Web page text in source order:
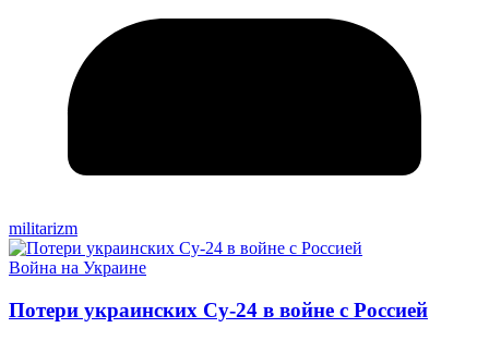
militarizm
Война на Украине
Потери украинских Су-24 в войне с Россией